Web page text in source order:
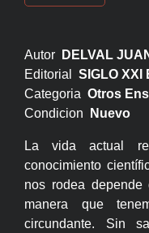
Autor
DELVAL
Editorial SIGLO XXI
Categoria Otros
Condicion
Nuevo
La vida actual
conocimiento
nos rodea
manera que
circundante. Sin